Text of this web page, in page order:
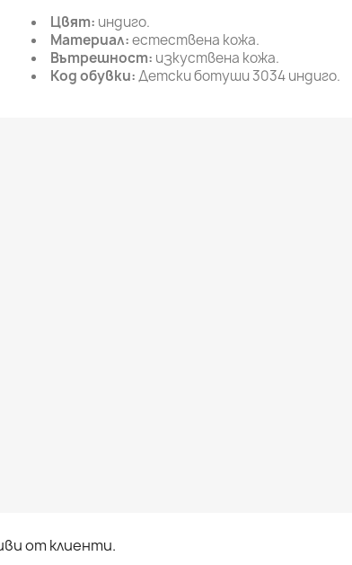
Цвят: индиго.
Материал:естествена кожа.
Вътрешност: изкуствена кожа.
Код обувки:Детски ботуши 3034 индиго.
от клиенти.